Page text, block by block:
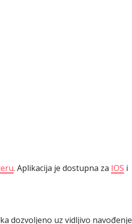
. Aplikacija je dostupna za IOS i
dozvoljeno uz vidljivo navođenje